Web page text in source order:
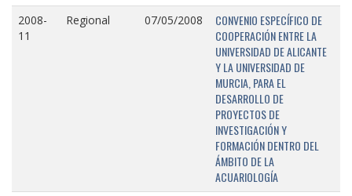
2008-
11
Regional 07/05/2008
CONVENIO ESPECÍFICO DE
COOPERACIÓN ENTRE LA
UNIVERSIDAD DE ALICANTE
Y LA UNIVERSIDAD DE
MURCIA, PARA EL
DESARROLLO DE
PROYECTOS DE
INVESTIGACIÓN Y
FORMACIÓN DENTRO DEL
ÁMBITO DE LA
ACUARIOLOGÍA